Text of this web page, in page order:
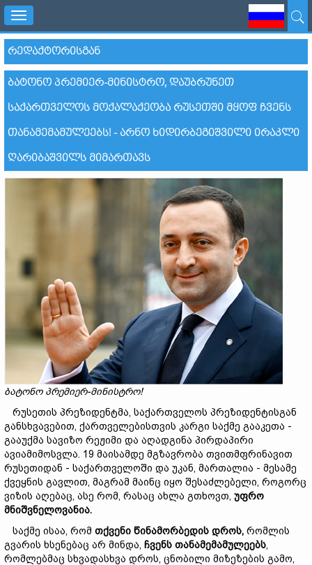
Toggle
navigation
ᲠᲔᲓᲐᲥᲢᲝᲠᲘᲡᲒᲐᲜ
ᲑᲐᲢᲝᲜᲝ ᲞᲠᲔᲛᲘᲔᲠ-ᲛᲘᲜᲘᲡᲢᲠᲝ, ᲓᲐᲣᲑᲠᲣᲜᲔᲗ
ᲡᲐᲥᲐᲠᲗᲕᲔᲚᲝᲡ ᲛᲝᲥᲐᲚᲐᲥᲔᲝᲑᲐ ᲠᲣᲡᲔᲗᲨᲘ ᲛᲧᲝᲤ ᲩᲕᲔᲜᲡ
ᲗᲐᲜᲐᲛᲔᲛᲐᲛᲣᲚᲔᲔᲑᲡ! - ᲐᲠᲜᲝ ᲮᲘᲓᲘᲠᲑᲔᲒᲘᲨᲕᲘᲚᲘ ᲘᲠᲐᲙᲚᲘ
ᲦᲐᲠᲘᲑᲐᲨᲕᲘᲚᲡ ᲛᲘᲛᲐᲠᲗᲐᲕᲡ
ბატონო პრემიერ-მინისტრო!
რუსეთის პრეზიდენტმა, საქართველოს პრეზიდენტისგან
განსხვავებით, ქართველებისთვის კარგი საქმე გააკეთა -
გააუქმა სავიზო რეჟიმი და აღადგინა პირდაპირი
ავიამიმოსვლა. 19 მაისამდე მგზავრობა თვითმფრინავით
რუსეთიდან - საქართველოში და უკან, მართალია - მესამე
ქვეყნის გავლით, მაგრამ მაინც იყო შესაძლებელი, როგორც
ვიზის აღებაც, ასე რომ, რასაც ახლა გთხოვთ, უფრო
მნიშვნელოვანია.
საქმე ისაა, რომ თქვენი წინამორბედის დროს, რომლის
გვარის ხსენებაც არ მინდა, ჩვენს თანამემამულეებს,
რომლებმაც სხვადასხვა დროს, ცნობილი მიზეზების გამო,